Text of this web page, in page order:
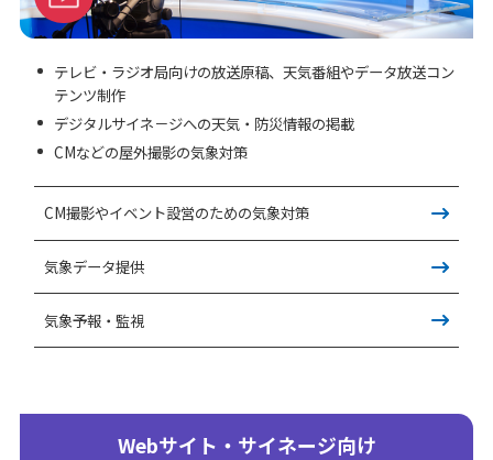
スカイスポーツ支援
技術情報
採用情報
気象情報活用のご相談
お問い合わせ
English
テレビ・ラジオ局向けの放送原稿、天気番組やデータ放送コン
テンツ制作
デジタルサイネ－ジへの天気・防災情報の掲載
CMなどの屋外撮影の気象対策
CM撮影やイベント設営のための気象対策
気象データ提供
気象予報・監視
Webサイト・サイネージ向け